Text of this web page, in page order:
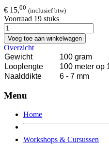
€ 15,00 (inclusief btw)
Voorraad 19 stuks
Voeg toe aan winkelwagen
Overzicht
Gewicht
100 gram
Looplengte
100 meter op
Naalddikte
6 - 7 mm
Menu
Home
Workshops & Cursussen